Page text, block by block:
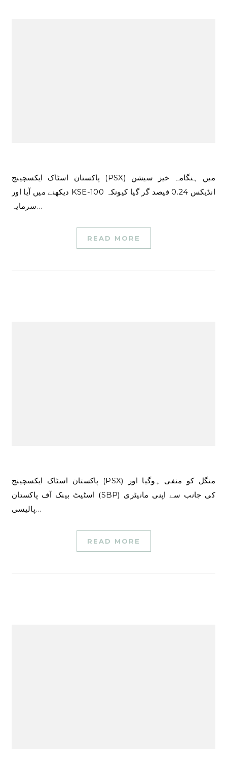
پاکستان اسٹاک ایکسچینج (PSX) میں ہنگامہ خیز سیشن
دیکھنے میں آیا اور KSE-100 انڈیکس 0.24 فیصد گر گیا کیونکہ
سرمایہ…
READ MORE
پاکستان اسٹاک ایکسچینج (PSX) منگل کو منفی ہوگیا اور
اسٹیٹ بینک آف پاکستان (SBP) کی جانب سے اپنی مانیٹری
پالیسی…
READ MORE